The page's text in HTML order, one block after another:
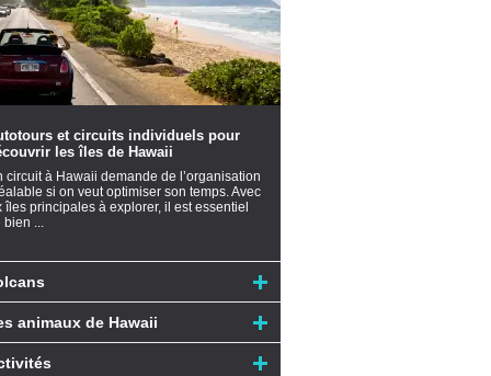
et circuits individuels pour
les îles de Hawaii
circuit à Hawaii demande de l’organisation
si on veut optimiser son temps. Avec
îles principales à explorer, il est essentiel
bien ...
animaux de Hawaii